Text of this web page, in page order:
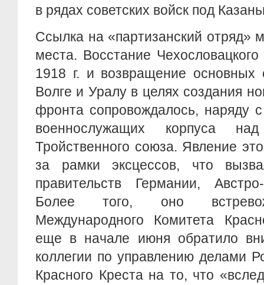
в рядах советских войск под
Ссылка на «партизанский отряд»
места. Восстание
1918 г. и возвращение
Волге и Уралу в целях создания
фронта сопровождалось, наряду
военнослужащих корпуса
Тройственного союза. Явление
за рамки эксцессов, что
правительств Германии,
Более того, оно
Международного Комитета
еще в начале июня обратило
коллегии по управлению делами
Красного Креста на то, что